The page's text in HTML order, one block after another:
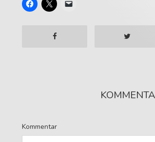
Kommentar